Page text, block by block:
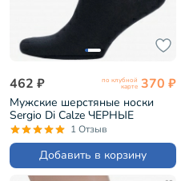
462 ₽ по клубной
карте 370 ₽
Мужские шерстяные носки
Sergio Di Calze ЧЕРНЫЕ
(15SC10)
1 Отзыв
Добавить в корзину